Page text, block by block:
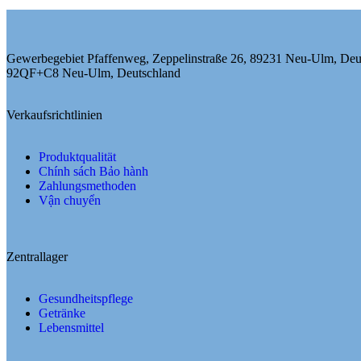
Gewerbegebiet Pfaffenweg, Zeppelinstraße 26, 89231 Neu-Ulm,
92QF+C8 Neu-Ulm, Deutschland
Verkaufsrichtlinien
Produktqualität
Chính sách Bảo hành
Zahlungsmethoden
Vận chuyển
Zentrallager
Gesundheitspflege
Getränke
Lebensmittel